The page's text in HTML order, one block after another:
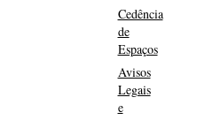
Cedência
de
Espaços
Avisos
Legais
e